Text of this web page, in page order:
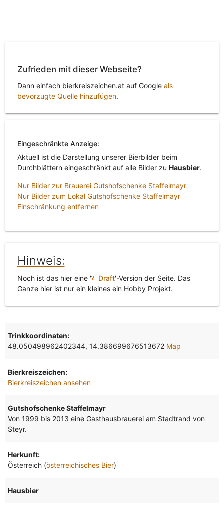
Zufrieden mit dieser Webseite?
Dann einfach bierkreiszeichen.at auf Google als
bevorzugte Quelle hinzufügen.
Eingeschränkte Anzeige:
Aktuell ist die Darstellung unserer Bierbilder beim
Durchblättern eingeschränkt auf alle Bilder zu Hausbier.
Nur Bilder zur Brauerei Gutshofschenke Staffelmayr
Nur Bilder zum Lokal Gutshofschenke Staffelmayr
Einschränkung entfernen
Hinweis:
Noch ist das hier eine ' Draft'-Version der Seite. Das
Ganze hier ist nur ein kleines ein Hobby Projekt.
Trinkkoordinaten:
48.050498962402344, 14.386699676513672 Map
Bierkreiszeichen:
Bierkreiszeichen ansehen
Gutshofschenke Staffelmayr
Von 1999 bis 2013 eine Gasthausbrauerei am Stadtrand von
Steyr.
Herkunft:
Österreich (österreichisches Bier)
Hausbier